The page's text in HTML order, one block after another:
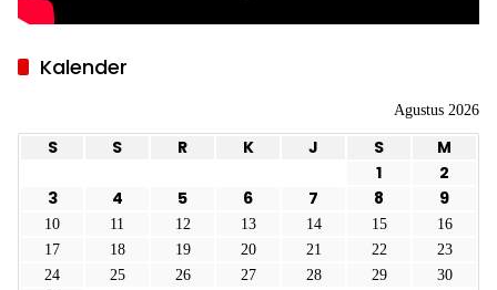
Kalender
Agustus 2026
S S R K J S
M
1
2
3
4 5 6 7 8 9
10 11 12 13 14 15
16
17
18 19 20 21 22
23
24
25 26 27 28 29
30